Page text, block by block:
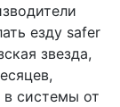
езду safer
звезда,
в системы от